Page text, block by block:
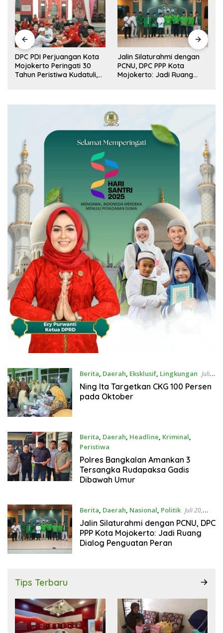
DPC PDI Perjuangan Kota
Mojokerto Peringati 30
Tahun Peristiwa Kudatuli,
Jalin Silaturahmi dengan
PCNU, DPC PPP Kota
Mojokerto: Jadi Ruang
Berita, Daerah, Eksklusif, Lingkungan Juli
23, 2026
Ning Ita Targetkan CKG 100 Persen
pada Oktober
Berita, Daerah, Headline, Kriminal,
Peristiwa
Juli 21, 2026
Polres Bangkalan Amankan 3
Tersangka Rudapaksa Gadis
Dibawah Umur
Berita, Daerah, Nasional, Politik Juli 20,
2026
Jalin Silaturahmi dengan PCNU, DPC
PPP Kota Mojokerto: Jadi Ruang
Dialog Penguatan Peran
Tips Terbaru